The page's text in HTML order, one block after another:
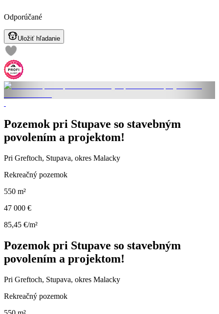
Odporúčané
Uložiť hľadanie
Pozemok pri Stupave so stavebným
povolením a projektom!
Pri Greftoch, Stupava, okres Malacky
Rekreačný pozemok
550 m²
47 000 €
85,45 €/m²
Pozemok pri Stupave so stavebným
povolením a projektom!
Pri Greftoch, Stupava, okres Malacky
Rekreačný pozemok